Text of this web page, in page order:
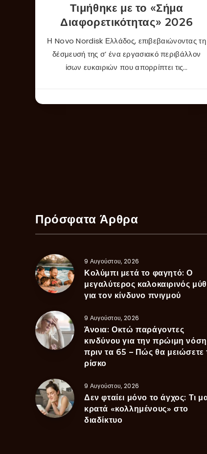
Τιμήθηκε με το «Σήμα
Διαφορετικότητας» 2026
Η Novo Nordisk Ελλάδος, επιβεβαιώνοντας τη
δέσμευσή της σ’ ένα εργασιακό περιβάλλον
ίσων ευκαιριών που απορρίπτει τις…
Πρόσφατα Άρθρα
9 Αυγούστου, 2026
Κολύμπι μετά το φαγητό: Ο
μεγαλύτερος καλοκαιρινός
για τον κίνδυνο πνιγμού
9 Αυγούστου, 2026
Άνοια: Οκτώ παράγοντες
κινδύνου για την πρώιμη
πριν τα 65 – Πώς θα μειώσετε
ρίσκο
9 Αυγούστου, 2026
Δεν φταίει μόνο το άγχος: Τι
κρατά «κολλημένους» στο
διαδίκτυο